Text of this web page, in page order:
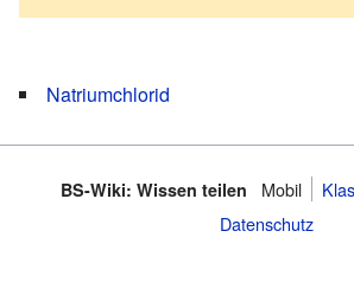
Natriumchlorid
BS-Wiki: Wissen teilen Mobil
Datenschutz